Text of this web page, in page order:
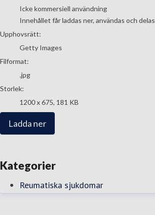
Icke kommersiell användning
Innehållet får laddas ner, användas och
Upphovsrätt:
Getty Images
Filformat:
.jpg
Storlek:
1200 x 675, 181 KB
Ladda ner
Kategorier
Reumatiska sjukdomar